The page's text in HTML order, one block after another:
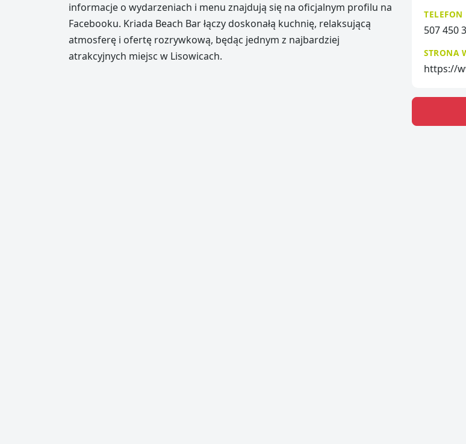
informacje o wydarzeniach i menu znajdują się na oficjalnym profilu na
Facebooku. Kriada Beach Bar łączy doskonałą kuchnię, relaksującą
atmosferę i ofertę rozrywkową, będąc jednym z najbardziej
atrakcyjnych miejsc w Lisowicach.
TELEFON
507 450
STRONA
https://